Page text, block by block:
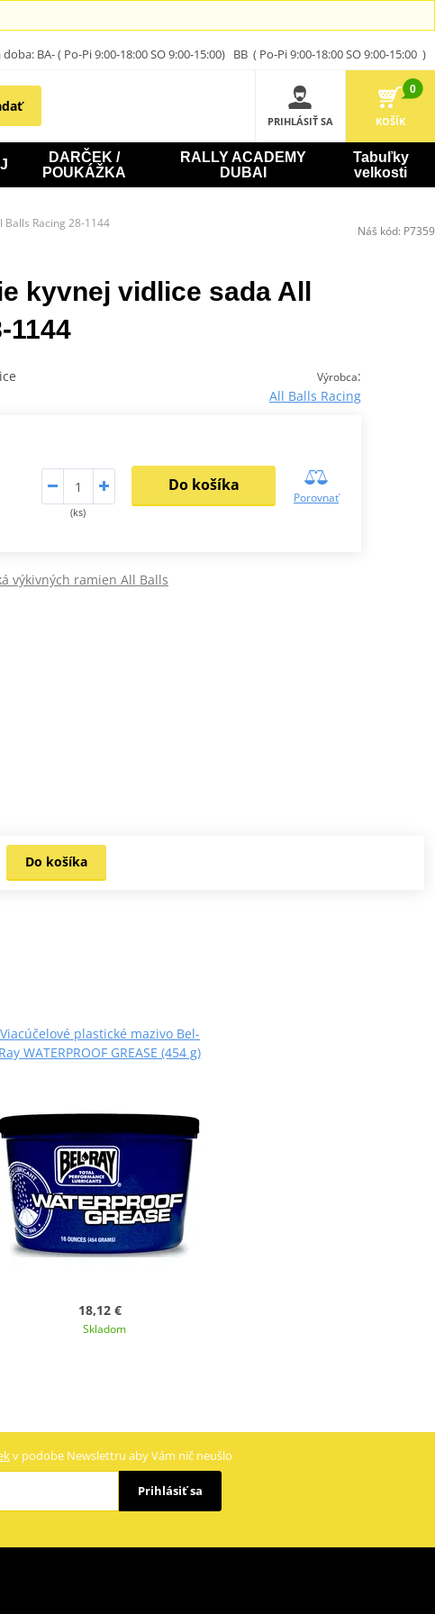
BA- ( Po-Pi 9:00-18:00 SO 9:00-15:00) BB ( Po-Pi 9:00-18:00 SO 9:00-15:00 )
PRIHLÁSIŤ SA
0
KOŠÍK
DARČEK /
POUKÁŽKA
RALLY ACADEMY
DUBAI
Tabuľky
velkosti
Balls Racing 28-1144
kyvnej vidlice sada All
1144
Výrobca:
All Balls Racing
(ks)
Do košíka
Porovnať
výkivných ramien All Balls
Do košíka
Náš kód: P7359
Viacúčelové plastické mazivo Bel-
Ray WATERPROOF GREASE (454 g)
18,12 €
Skladom
v podobe Newslettru aby Vám nič neušlo
Prihlásiť sa